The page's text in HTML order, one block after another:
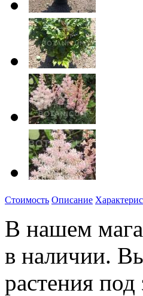
Стоимость Описание
В нашем
в наличии.
растения под